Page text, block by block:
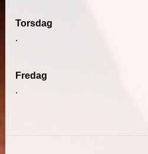
Torsdag
.
Fredag
.